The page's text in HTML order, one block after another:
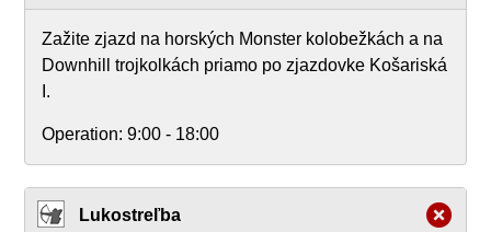
Zažite zjazd na horských Monster kolobežkách a na
Downhill trojkolkách priamo po zjazdovke Košariská
I.
Operation: 9:00 - 18:00
Lukostreľba